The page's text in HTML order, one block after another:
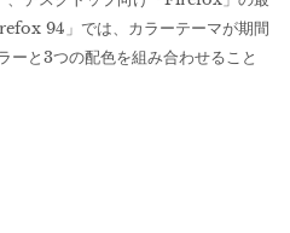
94」では、カラーテーマが期間
ーと3つの配色を組み合わせること